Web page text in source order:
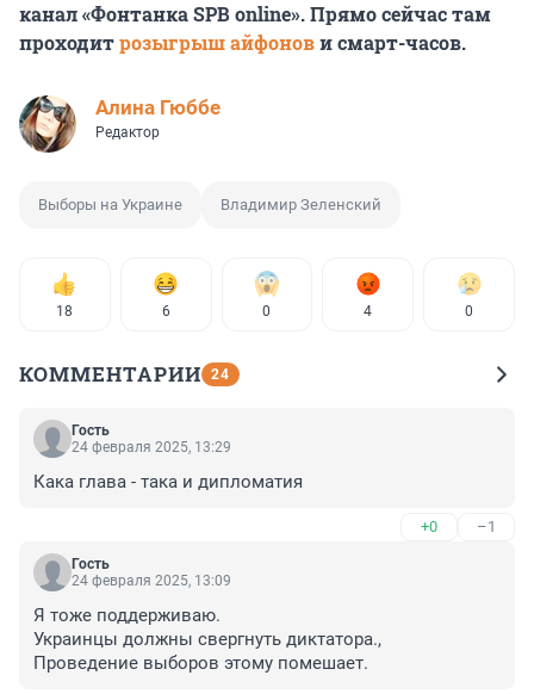
канал «Фонтанка SPB online». Прямо сейчас там
проходитрозыгрыш айфонови смарт-часов.
Алина Гюббе
Редактор
Выборы на Украине Владимир Зеленский
18 6 0 4 0
КОММЕНТАРИИ 24
Гость
24 февраля 2025, 13:29
Кака глава - така и дипломатия
+0 –1
Гость
24 февраля 2025, 13:09
Я тоже поддерживаю.
Украинцы должны свергнуть диктатора.,
Проведение выборов этому помешает.